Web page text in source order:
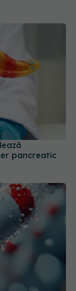
pancreatic